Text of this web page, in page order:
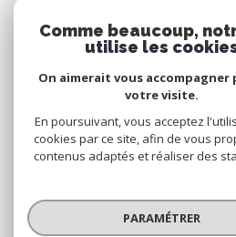
Espace
SE CONNECTER
Nos honoraires
Nos
Admin
Politique
Comme beaucoup,
utilise les
On aimerait vous accompagner
votre visite.
En poursuivant, vous acceptez
cookies par ce site, afin de vous
contenus adaptés et réaliser des
PARAMÉTRER